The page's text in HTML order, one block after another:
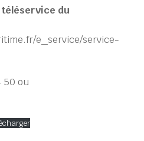
du
e_service/service-
50 ou